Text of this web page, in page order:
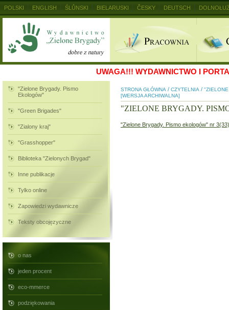
UWAGA!!! WYDAWNICTWO I
"Zielone Brygady. Pismo
Ekologów"
"Green Brigades"
"Zialony kraj"
"Grasshopper"
Biblioteka "Zielonych Brygad"
Inne publikacje
Tylko online
Zapowiedzi wydawnicze
Teksty obcojęzyczne
o nas
jeden procent
eco-mmerce
podziękowania
STRONA GŁÓWNA / CZYTELNIA /
[WERSJA ARCHIWALNA]
"ZIELONE BRYGADY.
"Zielone Brygady. Pismo ekologów" nr
POLSKI ENGLISH ŚLŮNSKI BIELARUSKI ČESKY DEUTSCH